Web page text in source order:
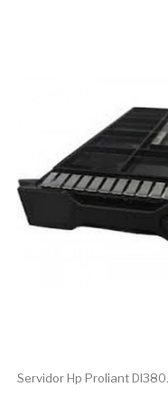
Servidor Hp Proliant Dl380...